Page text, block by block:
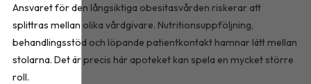
Ansvaret för den långsiktiga obesitasvården riskerar att
splittras mellan olika vårdgivare. Nutritionsuppföljning,
behandlingsstöd och löpande patientkontakt hamnar lätt mellan
stolarna. Det är precis här apoteket kan spela en mycket större
roll.